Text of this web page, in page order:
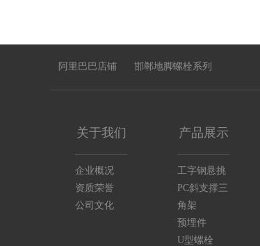
阿里巴巴店铺 邯郸地脚螺栓系列
关于我们
企业概况
资质荣誉
公司文化
产品展示
工字钢悬挑
PC斜支撑三
角架
预埋件
U型螺栓